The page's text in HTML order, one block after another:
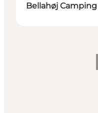
Bellahøj Camping